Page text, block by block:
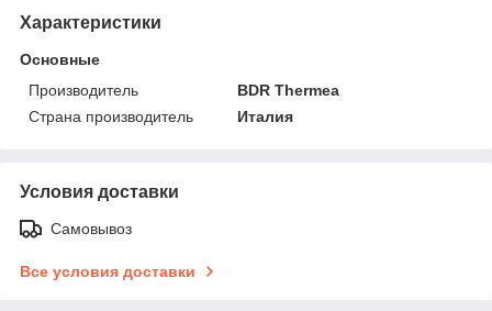
Характеристики
Основные
Производитель
BDR Thermea
Страна производитель
Италия
Условия доставки
Самовывоз
Все условия доставки